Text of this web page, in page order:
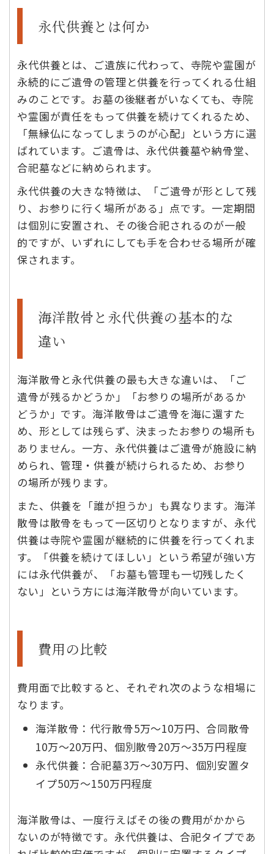
永代供養とは何か
永代供養とは、ご遺族に代わって、寺院や霊園が
永続的にご遺骨の管理と供養を行ってくれる仕組
みのことです。お墓の後継者がいなくても、寺院
や霊園が責任をもって供養を続けてくれるため、
「無縁仏になってしまうのが心配」という方に選
ばれています。ご遺骨は、永代供養墓や納骨堂、
合祀墓などに納められます。
永代供養の大きな特徴は、「ご遺骨が形として残
り、お参りに行く場所がある」点です。一定期間
は個別に安置され、その後合祀されるのが一般
的ですが、いずれにしても手を合わせる場所が確
保されます。
海洋散骨と永代供養の基本的な
違い
海洋散骨と永代供養の最も大きな違いは、「ご
遺骨が残るかどうか」「お参りの場所があるか
どうか」です。海洋散骨はご遺骨を海に還すた
め、形としては残らず、決まったお参りの場所も
ありません。一方、永代供養はご遺骨が施設に納
められ、管理・供養が続けられるため、お参り
の場所が残ります。
また、供養を「誰が担うか」も異なります。海洋
散骨は散骨をもって一区切りとなりますが、永代
供養は寺院や霊園が継続的に供養を行ってくれま
す。「供養を続けてほしい」という希望が強い方
には永代供養が、「お墓も管理も一切残したく
ない」という方には海洋散骨が向いています。
費用の比較
費用面で比較すると、それぞれ次のような相場に
なります。
海洋散骨：代行散骨5万〜10万円、合同散骨
10万〜20万円、個別散骨20万〜35万円程度
永代供養：合祀墓3万〜30万円、個別安置タ
イプ50万〜150万円程度
海洋散骨は、一度行えばその後の費用がかから
ないのが特徴です。永代供養は、合祀タイプであ